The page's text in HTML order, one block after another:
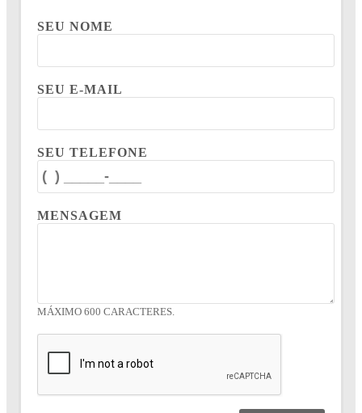
SEU NOME
SEU E-MAIL
SEU TELEFONE
MENSAGEM
MÁXIMO 600 CARACTERES.